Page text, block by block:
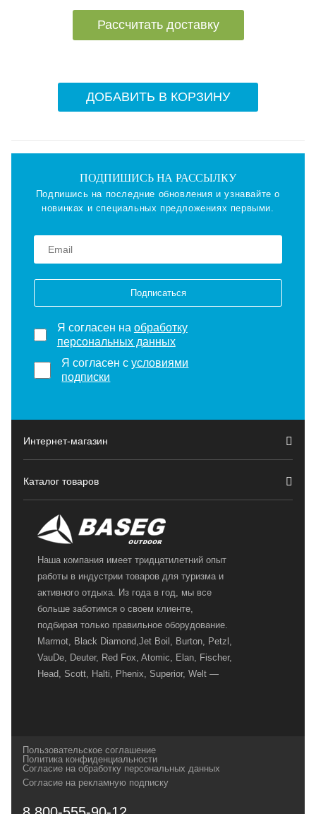
Рассчитать доставку
ДОБАВИТЬ В КОРЗИНУ
ПОДПИШИСЬ НА РАССЫЛКУ
Подпишись на последние обновления и узнавайте о
новинках и специальных предложениях первыми.
Подписаться
Я согласен на обработку
персональных данных
Я согласен сусловиями
подписки
Интернет-магазин
Каталог товаров
Наша компания имеет тридцатилетний опыт
работы в индустрии товаров для туризма и
активного отдыха. Из года в год, мы все
больше заботимся о своем клиенте,
подбирая только правильное оборудование.
Marmot, Black Diamond,Jet Boil, Burton, Petzl,
VauDe, Deuter, Red Fox, Atomic, Elan, Fischer,
Head, Scott, Halti, Phenix, Superior, Welt —
и взыскательных путешественников,
спортсменов и отдыхающих.
Пользовательское соглашение
Политика конфиденциальности
Согласие на обработку персональных данных
Согласие на рекламную подписку